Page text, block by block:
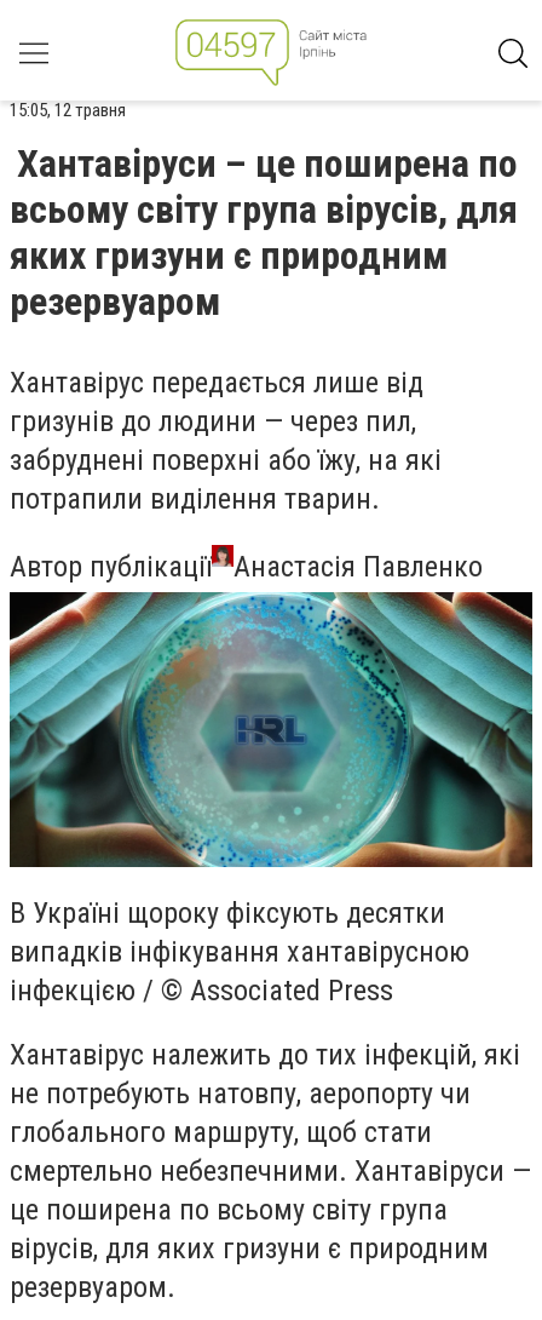
15:05, 12 травня
Хантавіруси – це поширена по
всьому світу група вірусів, для
яких гризуни є природним
резервуаром
Хантавірус передається лише від
гризунів до людини — через пил,
забруднені поверхні або їжу, на які
потрапили виділення тварин.
Автор публікації
Анастасія Павленко
В Україні щороку фіксують десятки
випадків інфікування хантавірусною
інфекцією / © Associated Press
Хантавірус належить до тих інфекцій, які
не потребують натовпу, аеропорту чи
глобального маршруту, щоб стати
смертельно небезпечними. Хантавіруси —
це поширена по всьому світу група
вірусів, для яких гризуни є природним
резервуаром.